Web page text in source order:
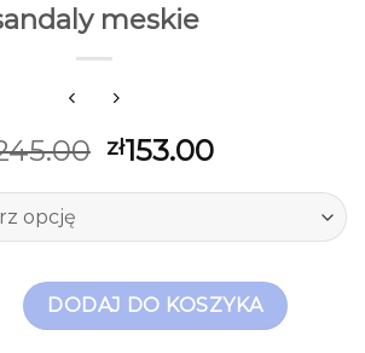
meskie
zł153.00
meskieDODAJ DO KOSZYKA